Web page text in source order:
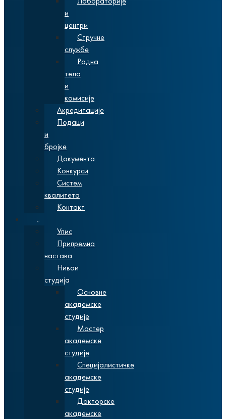
и
центри
Стручне
службе
Радна
тела
и
комисије
Акредитације
Подаци
и
бројке
Документа
Конкурси
Систем
квалитета
Контакт
Упис
Припремна
настава
Нивои
студија
Основне
академске
студије
Мастер
академске
студије
Специјалистичке
академске
студије
Докторске
академске